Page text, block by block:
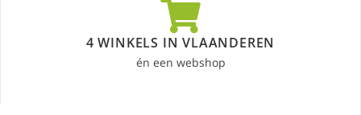
4 WINKELS IN VLAANDEREN
én een webshop